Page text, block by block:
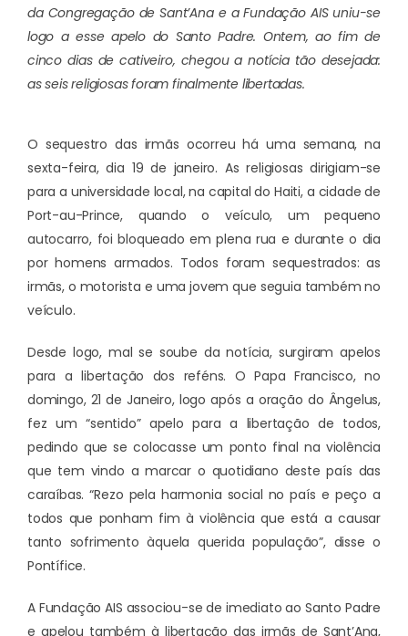
da Congregação de Sant’Ana e a Fundação AIS uniu-se
logo a esse apelo do Santo Padre. Ontem, ao fim de
cinco dias de cativeiro, chegou a notícia tão desejada:
as seis religiosas foram finalmente libertadas.
O sequestro das irmãs ocorreu há uma semana, na
sexta-feira, dia 19 de janeiro. As religiosas dirigiam-se
para a universidade local, na capital do Haiti, a cidade de
Port-au-Prince, quando o veículo, um pequeno
autocarro, foi bloqueado em plena rua e durante o dia
por homens armados. Todos foram sequestrados: as
irmãs, o motorista e uma jovem que seguia também no
veículo.
Desde logo, mal se soube da notícia, surgiram apelos
para a libertação dos reféns. O Papa Francisco, no
domingo, 21 de Janeiro, logo após a oração do Ângelus,
fez um “sentido” apelo para a libertação de todos,
pedindo que se colocasse um ponto final na violência
que tem vindo a marcar o quotidiano deste país das
caraíbas. “Rezo pela harmonia social no país e peço a
todos que ponham fim à violência que está a causar
tanto sofrimento àquela querida população”, disse o
Pontífice.
A Fundação AIS associou-se de imediato ao Santo Padre
e apelou também à libertação das irmãs de Sant’Ana,